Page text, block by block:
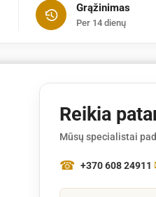
Grąžinimas
Per 14 dienų
Reikia
Mūsų specialistai
+370 608 24911